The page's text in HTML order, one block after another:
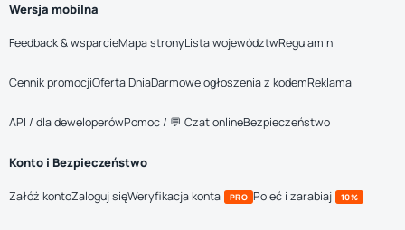
Wersja mobilna
Feedback & wsparcieMapa stronyLista województwRegulamin
Cennik promocjiOferta DniaDarmowe ogłoszenia z kodemReklama
API / dla deweloperówPomoc / 💬 Czat onlineBezpieczeństwo
Konto i Bezpieczeństwo
Załóż kontoZaloguj sięWeryfikacja konta PRO Poleć i zarabiaj 10%